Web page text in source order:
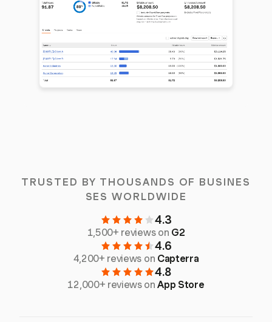
TRUSTED BY THOUSANDS OF BUSINES
SES WORLDWIDE
4.3
1,500+ reviews on G2
4.6
4,200+ reviews on Capterra
4.8
12,000+ reviews onApp Store